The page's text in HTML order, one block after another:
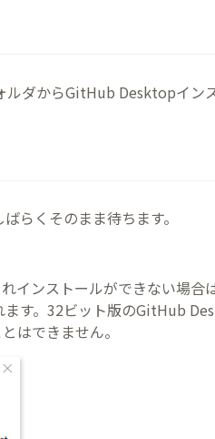
ルダからGitHub Desktopイン
らくそのまま待ちます。
インストールができない場合
ます。32ビット版のGitHub
はできません。